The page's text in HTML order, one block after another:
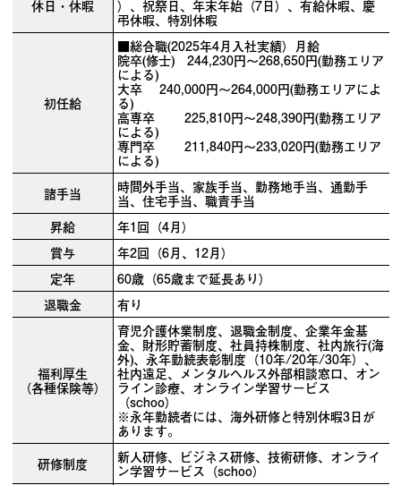
休日・休暇 ）、祝祭日、年末年始（7日）、有給休暇、慶
弔休暇、特別休暇
初任給
■総合職(2025年4月入社実績）月給
院卒(修士) 244,230円～268,650円(勤務エリア
による)
大卒 240,000円～264,000円(勤務エリアによ
る)
高専卒 225,810円～248,390円(勤務エリア
による)
専門卒 211,840円～233,020円(勤務エリア
による)
諸手当
時間外手当、家族手当、勤務地手当、通勤手
当、住宅手当、職責手当
昇給
年1回（4月）
賞与
年2回（6月、12月）
定年
60歳（65歳まで延長あり）
退職金
有り
福利厚生
（各種保険等）
育児介護休業制度、退職金制度、企業年金基
金、財形貯蓄制度、社員持株制度、社内旅行(海
外)、永年勤続表彰制度（10年/20年/30年）、
社内遠足、メンタルヘルス外部相談窓口、オン
ライン診療、オンライン学習サービス
（schoo）
※永年勤続者には、海外研修と特別休暇3日が
あります。
研修制度
新人研修、ビジネス研修、技術研修、オンライ
ン学習サービス（schoo）